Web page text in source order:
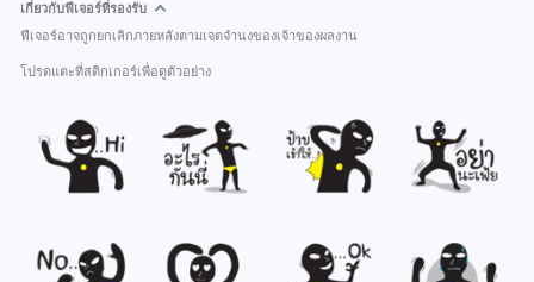
เกี่ยวกับฟีเจอร์ที่รองรับ
ฟีเจอร์อาจถูกยกเลิกภายหลังตามเจตจำนงของเจ้าของผลงาน
โปรดแตะที่สติกเกอร์เพื่อดูตัวอย่าง